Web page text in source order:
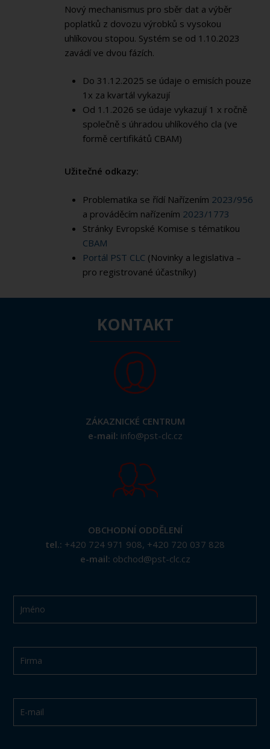
Nový mechanismus pro sběr dat a výběr
poplatků z dovozu výrobků s vysokou
uhlíkovou stopou. Systém se od 1.10.2023
zavádí ve dvou fázích.
Do 31.12.2025 se údaje o emisích pouze
1x za kvartál vykazují
Od 1.1.2026 se údaje vykazují 1 x ročně
společně s úhradou uhlíkového cla (ve
formě certifikátů CBAM)
Užitečné odkazy:
Problematika se řídí Nařízením 2023/956
a prováděcím nařízením 2023/1773
Stránky Evropské Komise s tématikou
CBAM
Portál PST CLC (Novinky a legislativa –
pro registrované účastníky)
KONTAKT
ZÁKAZNICKÉ CENTRUM
e-mail: info@pst-clc.cz
OBCHODNÍ ODDĚLENÍ
tel.: +420 724 971 908, +420 720 037 828
e-mail: obchod@pst-clc.cz